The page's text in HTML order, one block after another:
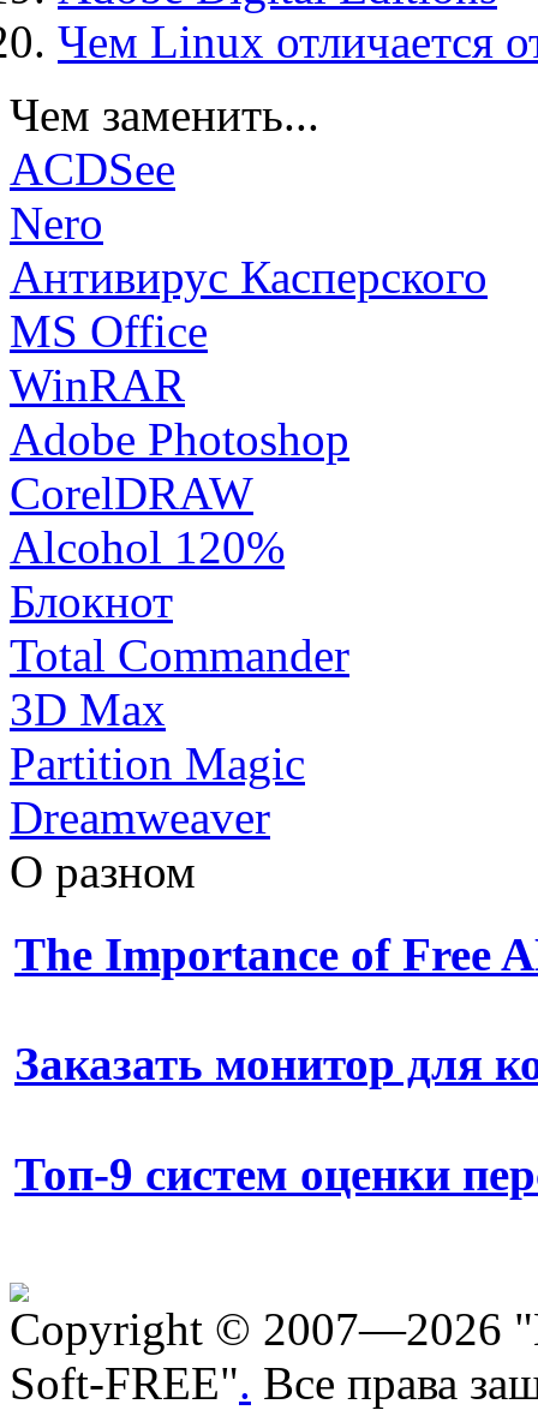
Чем Linux отличается
Чем заменить...
ACDSee
Nero
Антивирус Касперского
MS Office
WinRAR
Adobe Photoshop
CorelDRAW
Alcohol 120%
Блокнот
Total Commander
3D Max
Partition Magic
Dreamweaver
О разном
The Importance of Free
Заказать монитор для
Топ-9 систем оценки
Copyright © 2007—2026
Soft-FREE". Все права